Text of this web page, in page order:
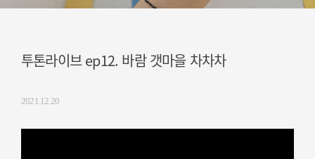
투톤라이브 ep12. 바람 갯마을 차차차
2021.12.20